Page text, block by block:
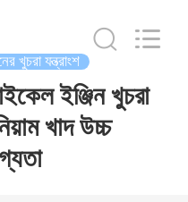
খুচরা যন্ত্রাংশ
ইঞ্জিন খুচরা
খাদ উচ্চ